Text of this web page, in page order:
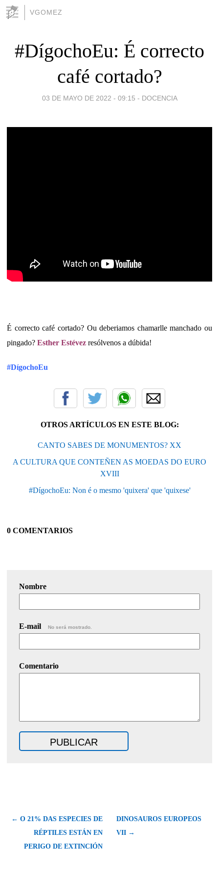
VGOMEZ
#DígochoEu: É correcto
café cortado?
03 DE MAYO DE 2022 - 09:15 - DOCENCIA
É correcto café cortado? Ou deberiamos chamarlle manchado ou
pingado? Esther Estévez resólvenos a dúbida!
#DígochoEu
OTROS ARTÍCULOS EN ESTE BLOG:
CANTO SABES DE MONUMENTOS? XX
A CULTURA QUE CONTEÑEN AS MOEDAS DO EURO
XVIII
#DígochoEu: Non é o mesmo 'quixera' que 'quixese'
0 COMENTARIOS
Nombre
E-mail No será mostrado.
Comentario
← O 21% DAS ESPECIES DE
RÉPTILES ESTÁN EN
PERIGO DE EXTINCIÓN
DINOSAUROS EUROPEOS
VII →